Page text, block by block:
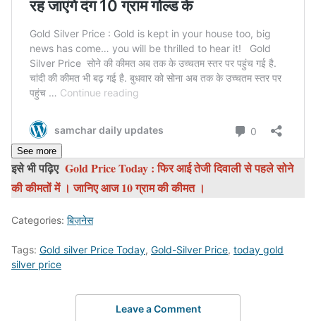
See more
इसे भी पढ़िए Gold Price Today : फिर आई तेजी दिवाली से पहले सोने
की कीमतों में । जानिए आज 10 ग्राम की कीमत ।
Categories: बिज़नेस
Tags: Gold silver Price Today, Gold-Silver Price, today gold
silver price
Leave a Comment